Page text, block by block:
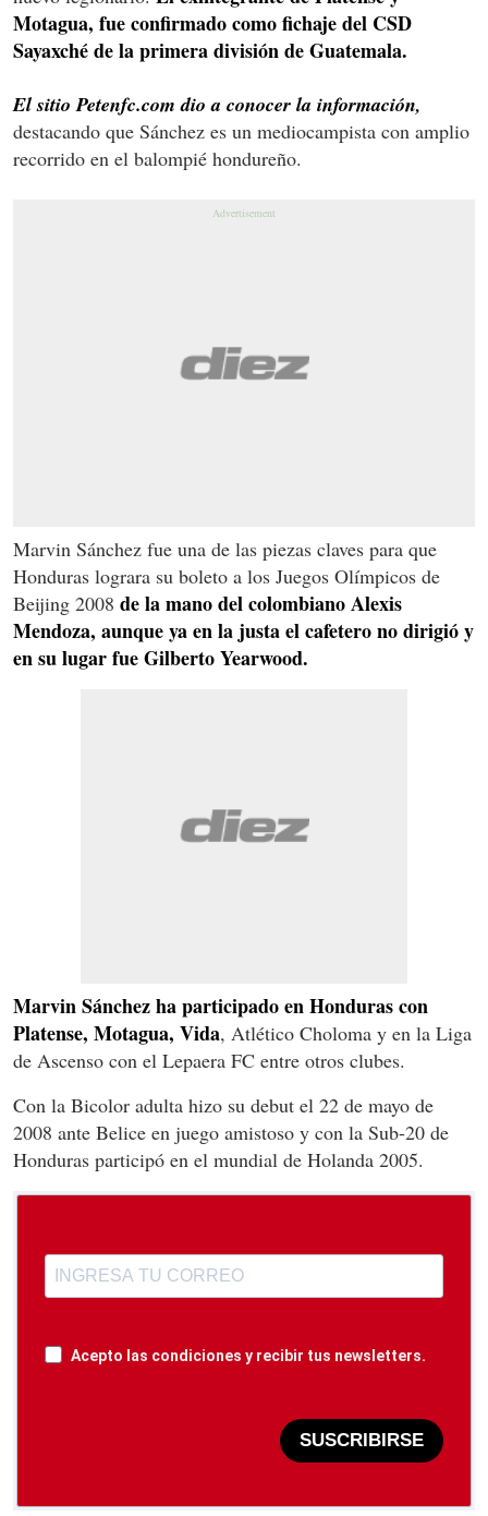
Motagua, fue confirmado como fichaje del CSD
Sayaxché de la primera división de Guatemala.
El sitio Petenfc.com dio a conocer la información,
destacando que Sánchez es un mediocampista con amplio
recorrido en el balompié hondureño.
Marvin Sánchez fue una de las piezas claves para que
Honduras lograra su boleto a los Juegos Olímpicos de
Beijing 2008 de la mano del colombiano Alexis
Mendoza, aunque ya en la justa el cafetero no dirigió y
en su lugar fue Gilberto Yearwood.
Marvin Sánchez ha participado en Honduras con
Platense, Motagua, Vida, Atlético Choloma y en la Liga
de Ascenso con el Lepaera FC entre otros clubes.
Con la Bicolor adulta hizo su debut el 22 de mayo de
2008 ante Belice en juego amistoso y con la Sub-20 de
Honduras participó en el mundial de Holanda 2005.
Acepto las condiciones y recibir tus newsletters.
SUSCRIBIRSE